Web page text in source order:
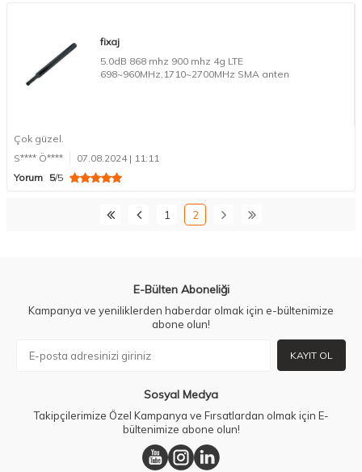
fixaj
5.0dB 868 mhz 900 mhz 4g LTE
698~960MHz,1710~2700MHz SMA anten
Çok güzel.
S**** Ö****
07.08.2024 | 11:11
Yorum 5/5
1 2
E-Bülten Aboneliği
Kampanya ve yeniliklerden haberdar olmak için e-bültenimize
abone olun!
KAYIT OL
Sosyal Medya
Takipçilerimize Özel Kampanya ve Fırsatlardan olmak için E-
bültenimize abone olun!